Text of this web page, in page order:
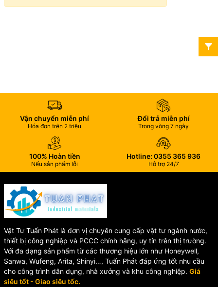
Vận chuyển miễn phí
Hóa đơn trên 2 triệu
Đổi trả miễn phí
Trong vòng 7 ngày
100% Hoàn tiền
Nếu sản phẩm lỗi
Hotline: 0355 365 936
Hỗ trợ 24/7
Vật Tư Tuấn Phát là đơn vị chuyên cung cấp vật tư ngành nước,
thiết bị công nghiệp và PCCC chính hãng, uy tín trên thị trường.
Với đa dạng sản phẩm từ các thương hiệu lớn như Honeywell,
Sanwa, Wufeng, Arita, Shinyi…, Tuấn Phát đáp ứng tốt nhu cầu
cho công trình dân dụng, nhà xưởng và khu công nghiệp. Giá
siêu tốt - Giao siêu tốc.